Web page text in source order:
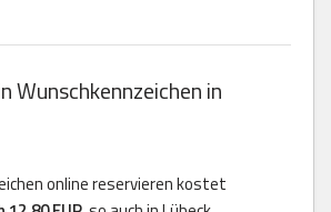
Wunschkennzeichen in
online reservieren kostet